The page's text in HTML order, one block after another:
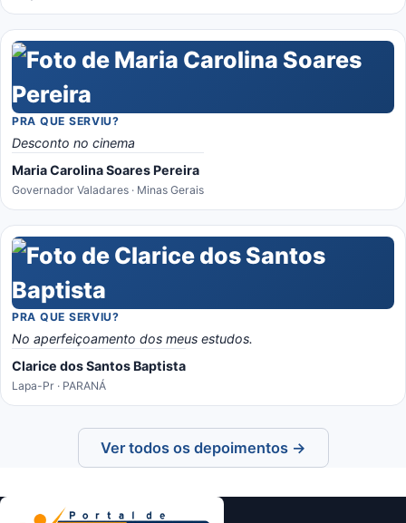
PRA QUE SERVIU?
Desconto no cinema
Maria Carolina Soares Pereira
Governador Valadares · Minas Gerais
PRA QUE SERVIU?
No aperfeiçoamento dos meus estudos.
Clarice dos Santos Baptista
Lapa-Pr · PARANÁ
Ver todos os depoimentos →